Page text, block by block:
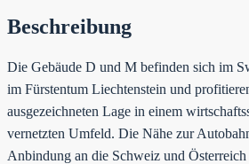
Beschreibung
Die Gebäude D und M befinden sich im
im Fürstentum Liechtenstein und
ausgezeichneten Lage in einem
vernetzten Umfeld. Die Nähe zur
Anbindung an die Schweiz und